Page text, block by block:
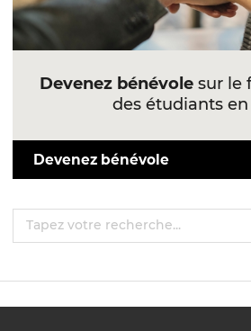
Devenez bénévolesur le
des étudiants
Devenez bénévole